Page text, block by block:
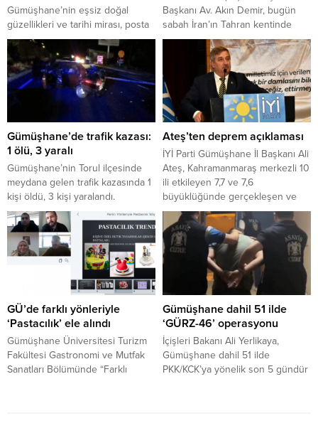
Gümüşhane’nin eşsiz doğal
güzellikleri ve tarihi mirası, posta
pulları aracılığıyla tanıtılacak.
Başkanı Av. Akın Demir, bugün
sabah İran’ın Tahran kentinde
gerçekleşen saldırı sonucu şehit
olan Kudüs davasının yılmaz
savunucusu İsmail Haniye için
taziye mesajı yayımladı.
Gümüşhane’de trafik kazası:
1 ölü, 3 yaralı
Gümüşhane’nin Torul ilçesinde
meydana gelen trafik kazasında 1
kişi öldü, 3 kişi yaralandı.
Ateş’ten deprem açıklaması
İYİ Parti Gümüşhane İl Başkanı Ali
Ateş, Kahramanmaraş merkezli 10
ili etkileyen 7,7 ve 7,6
büyüklüğünde gerçekleşen ve
yüzyılın felaketi olarak
nitelendirilen deprem ile alakalı
bir açıklama yaptı.
GÜ’de farklı yönleriyle
‘Pastacılık’ ele alındı
Gümüşhane Üniversitesi Turizm
Fakültesi Gastronomi ve Mutfak
Sanatları Bölümünde “Farklı
Gümüşhane dahil 51 ilde
‘GÜRZ-46’ operasyonu
İçişleri Bakanı Ali Yerlikaya,
Gümüşhane dahil 51 ilde
PKK/KCK’ya yönelik son 5 gündür